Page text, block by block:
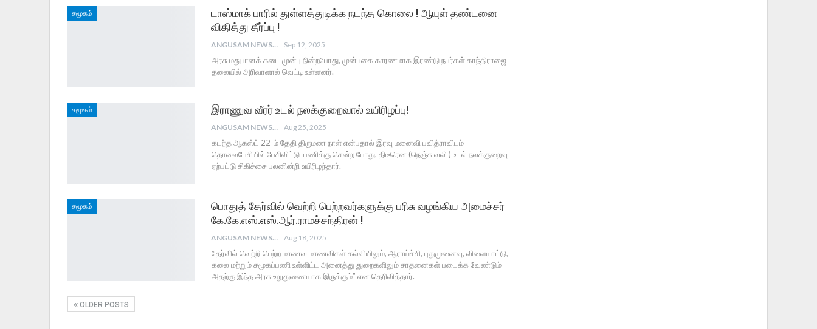
சமூகம்
டாஸ்மாக் பாரில் துள்ளத்துடிக்க நடந்த கொலை ! ஆயுள் தண்டனை
விதித்து தீர்ப்பு !
ANGUSAM NEWS Sep 12, 2025
அரசு மதுபானக் கடை முன்பு நின்றபோது, முன்பகை காரணமாக இரண்டு நபர்கள் காந்திராஜை
தலையில் அரிவாளால் வெட்டி உள்ளனர்.
சமூகம் இராணுவ வீரர் உடல் நலக்குறைவால் உயிரிழப்பு!
ANGUSAM NEWS Aug 25, 2025
கடந்த ஆகஸ்ட் 22-ம் தேதி திருமண நாள் என்பதால் இரவு மனைவி பவித்ராவிடம்
தொலைபேசியில் பேசிவிட்டு பணிக்கு சென்ற போது, திடீரென (நெஞ்சு வலி ) உடல் நலக்குறைவு
ஏற்பட்டு சிகிச்சை பலனின்றி உயிரிழந்தார்.
சமூகம்
பொதுத் தேர்வில் வெற்றி பெற்றவர்களுக்கு பரிசு வழங்கிய அமைச்சர்
கே.கே.எஸ்.எஸ்.ஆர்.ராமச்சந்திரன் !
ANGUSAM NEWS Aug 18, 2025
தேர்வில் வெற்றி பெற்ற மாணவ மாணவிகள் கல்வியிலும், ஆராய்ச்சி, புதுமுனைவு, விளையாட்டு,
கலை மற்றும் சமூகப்பணி உள்ளிட்ட அனைத்து துறைகளிலும் சாதனைகள் படைக்க வேண்டும்
அதற்கு இந்த அரசு உறுதுணையாக இருக்கும்” என தெரிவித்தார்.
OLDER POSTS